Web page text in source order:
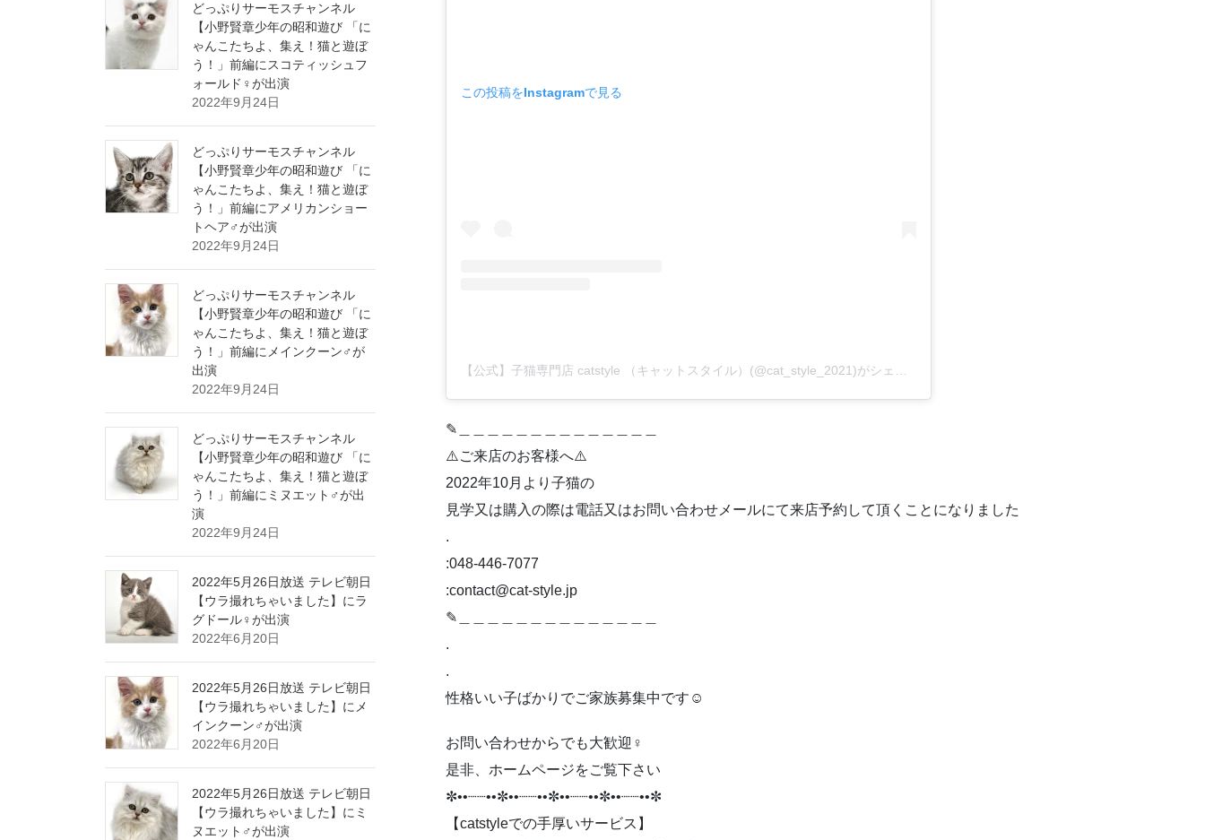
この投稿をInstagramで見る
✎︎＿＿＿＿＿＿＿＿＿＿＿＿＿＿
⚠️ご来店のお客様へ⚠️
2022年10月より子猫の
見学又は購入の際は電話又はお問い合わせメールにて来店予約して頂くことになりました
.
:048-446-7077
:contact@cat-style.jp
✎︎＿＿＿＿＿＿＿＿＿＿＿＿＿＿
.
.
性格いい子ばかりでご家族募集中です☺️
お問い合わせからでも大歓迎‍♀️
是非、ホームページをご覧下さい
✼••┈┈••✼••┈┈••✼••┈┈••✼••┈┈••✼
【catstyleでの手厚いサービス】
どっぷりサーモスチャンネル
【小野賢章少年の昭和遊び 「に
ゃんこたちよ、集え！猫と遊ぼ
う！」前編にスコティッシュフ
ォールド♀が出演
2022年9月24日
どっぷりサーモスチャンネル
【小野賢章少年の昭和遊び 「に
ゃんこたちよ、集え！猫と遊ぼ
う！」前編にアメリカンショー
トヘア♂が出演
2022年9月24日
どっぷりサーモスチャンネル
【小野賢章少年の昭和遊び 「に
ゃんこたちよ、集え！猫と遊ぼ
う！」前編にメインクーン♂が
出演
2022年9月24日
どっぷりサーモスチャンネル
【小野賢章少年の昭和遊び 「に
ゃんこたちよ、集え！猫と遊ぼ
う！」前編にミヌエット♂が出
演
2022年9月24日
2022年5月26日放送 テレビ朝日
【ウラ撮れちゃいました】にラ
グドール♀が出演
2022年6月20日
2022年5月26日放送 テレビ朝日
【ウラ撮れちゃいました】にメ
インクーン♂が出演
2022年6月20日
2022年5月26日放送 テレビ朝日
【ウラ撮れちゃいました】にミ
ヌエット♂が出演